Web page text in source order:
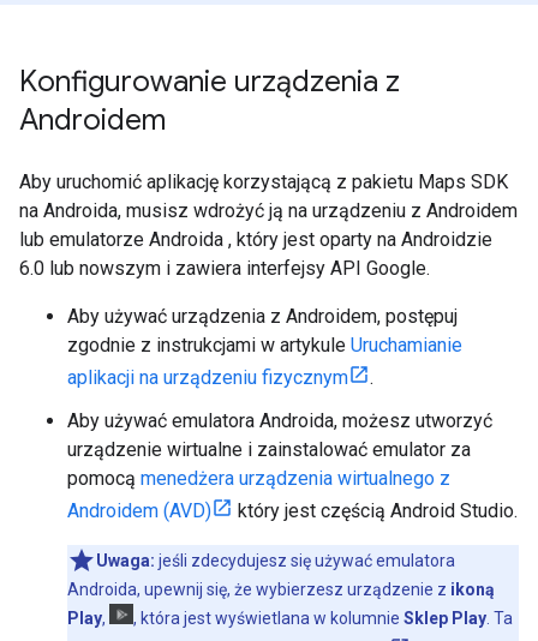
Konfigurowanie urządzenia z
Androidem
Aby uruchomić aplikację korzystającą z pakietu Maps SDK
na Androida, musisz wdrożyć ją na urządzeniu z Androidem
lub emulatorze Androida , który jest oparty na Androidzie
6.0 lub nowszym i zawiera interfejsy API Google.
Aby używać urządzenia z Androidem, postępuj
zgodnie z instrukcjami w artykule Uruchamianie
aplikacji na urządzeniu fizycznym
.
Aby używać emulatora Androida, możesz utworzyć
urządzenie wirtualne i zainstalować emulator za
pomocą menedżera urządzenia wirtualnego z
Androidem (AVD)
który jest częścią Android Studio.
Uwaga: jeśli zdecydujesz się używać emulatora
Androida, upewnij się, że wybierzesz urządzenie z ikoną
Play, , która jest wyświetlana w kolumnie Sklep Play . Ta